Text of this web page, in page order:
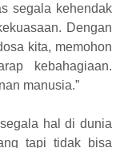
segala kehendak
Dengan
kita, memohon
kebahagiaan.
manusia.”
hal di dunia
tapi tidak bisa